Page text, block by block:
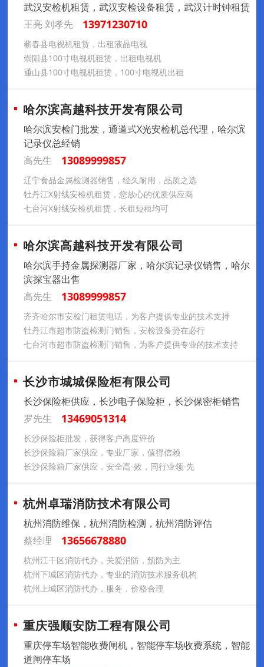
武汉安检机租赁，武汉安检设备租赁，武汉计时钟租赁
王亮 刘孝先
13971230710
蕲春县电视机租赁，出租液晶电视
崇阳县100寸电视机租赁，出租电视机
通山县100寸电视机租赁，100寸电视机出租
哈尔滨高越科技开发有限公司
哈尔滨安检门批发，通道式X光安检机总代理，哈尔滨
记录仪总经销
高先生
13089999857
辽宁食品金属检测器销售，经久耐用，品质之选
牡丹江X射线安检机租赁，您放心的优质供应商
七台河X射线安检机租赁，长租短租均可
哈尔滨高越科技开发有限公司
哈尔滨手持金属探测器厂家，哈尔滨记录仪销售，哈尔
滨探宝器出售
高先生
13089999857
齐齐哈尔市安检门租赁电话，为客户提供专业的技术支持
牡丹江市超市防盗检测门销售，安检设备势在必行
七台河市超市防盗检测门销售，为客户提供专业的技术支持
长沙市城城保险柜有限公司
长沙保险柜供应，长沙电子保险柜，长沙保密柜销售
罗先生
13469051314
长沙保险柜批发，获得客户高度评价
长沙保险箱厂家供应，专业厂家，值得信赖
长沙保险箱厂家供应，安全高-效，同行业领-先
杭州卓瑞消防技术有限公司
杭州消防维保，杭州消防检测，杭州消防评估
蔡经理
13656678880
杭州江干区消防代办，关爱消防，预防为主
杭州下城区消防代办，专业的消防技术服务机构
杭州上城区消防代办，服务，价格合理
重庆强顺安防工程有限公司
重庆停车场智能收费闸机，智能停车场收费系统，智能
道闸停车场